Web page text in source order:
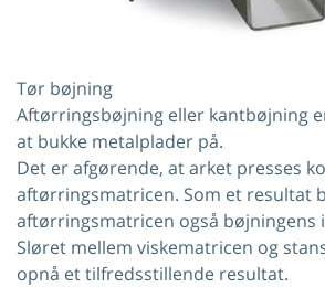
Tør bøjning
Aftørringsbøjning eller kantbøjning
at bukke metalplader på.
Det er afgørende, at arket presses
aftørringsmatricen. Som et resultat
aftørringsmatricen også bøjningens
Sløret mellem viskematricen og
opnå et tilfredsstillende resultat.